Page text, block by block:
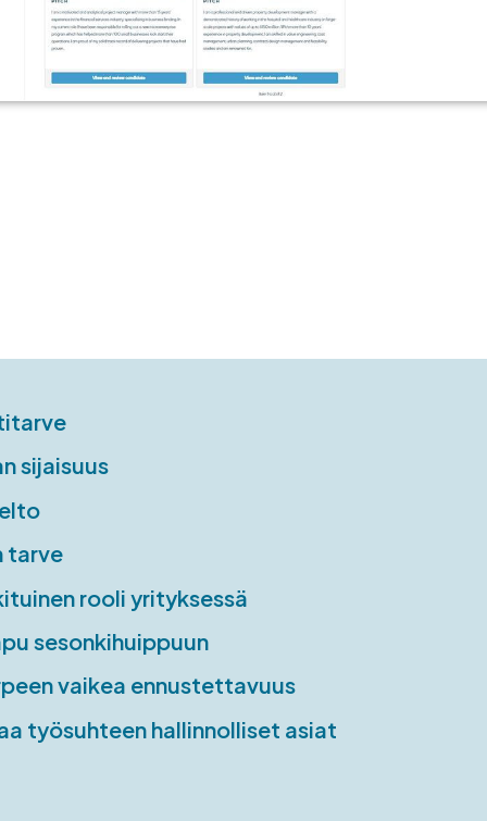
sijaisuus
tarve
rooli yrityksessä
sesonkihuippuun
vaikea ennustettavuus
työsuhteen hallinnolliset asiat